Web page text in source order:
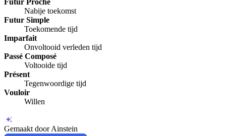
Nabije toekomst
Futur Simple
Toekomende tijd
Imparfait
Onvoltooid verleden tijd
Passé Composé
Voltooide tijd
Présent
Tegenwoordige tijd
Vouloir
Willen
Gemaakt door Ainstein